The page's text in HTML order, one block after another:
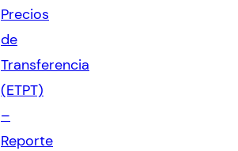
Precios
de
Transferencia
(ETPT)
–
Reporte